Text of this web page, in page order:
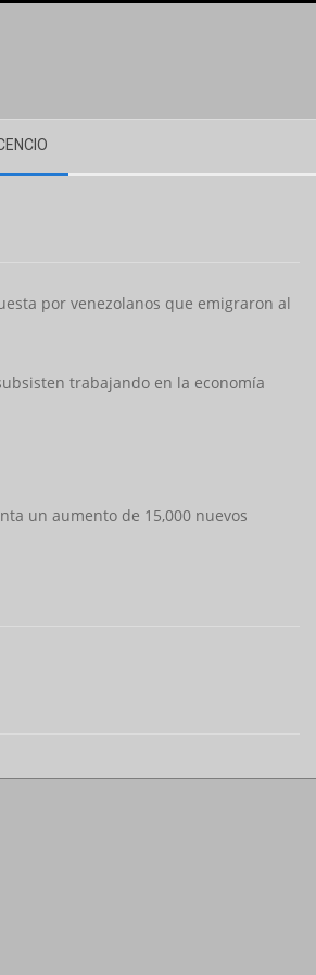
por venezolanos que emigraron al
trabajando en la economía
un aumento de 15,000 nuevos